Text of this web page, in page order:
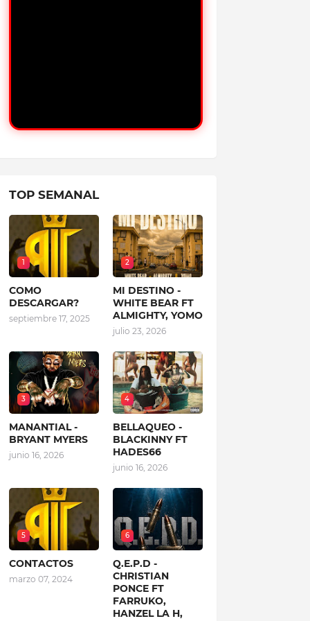
TOP SEMANAL
1
COMO
DESCARGAR?
septiembre 17, 2025
2
MI DESTINO -
WHITE BEAR FT
ALMIGHTY, YOMO
julio 23, 2026
3
MANANTIAL -
BRYANT MYERS
junio 16, 2026
4
BELLAQUEO -
BLACKINNY FT
HADES66
junio 16, 2026
5
CONTACTOS
marzo 07, 2024
6
Q.E.P.D -
CHRISTIAN
PONCE FT
FARRUKO,
HANZEL LA H,